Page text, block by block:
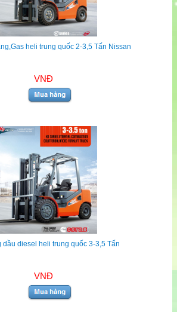
heli trung quốc 2-3,5 Tấn Nissan
VNĐ
dầu diesel heli trung quốc 3-3,5 Tấn
VNĐ